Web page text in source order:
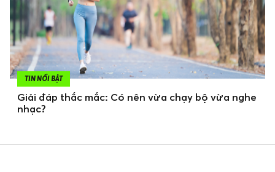
TIN NỔI BẬT
Giải đáp thắc mắc: Có nên vừa chạy bộ vừa nghe
nhạc?